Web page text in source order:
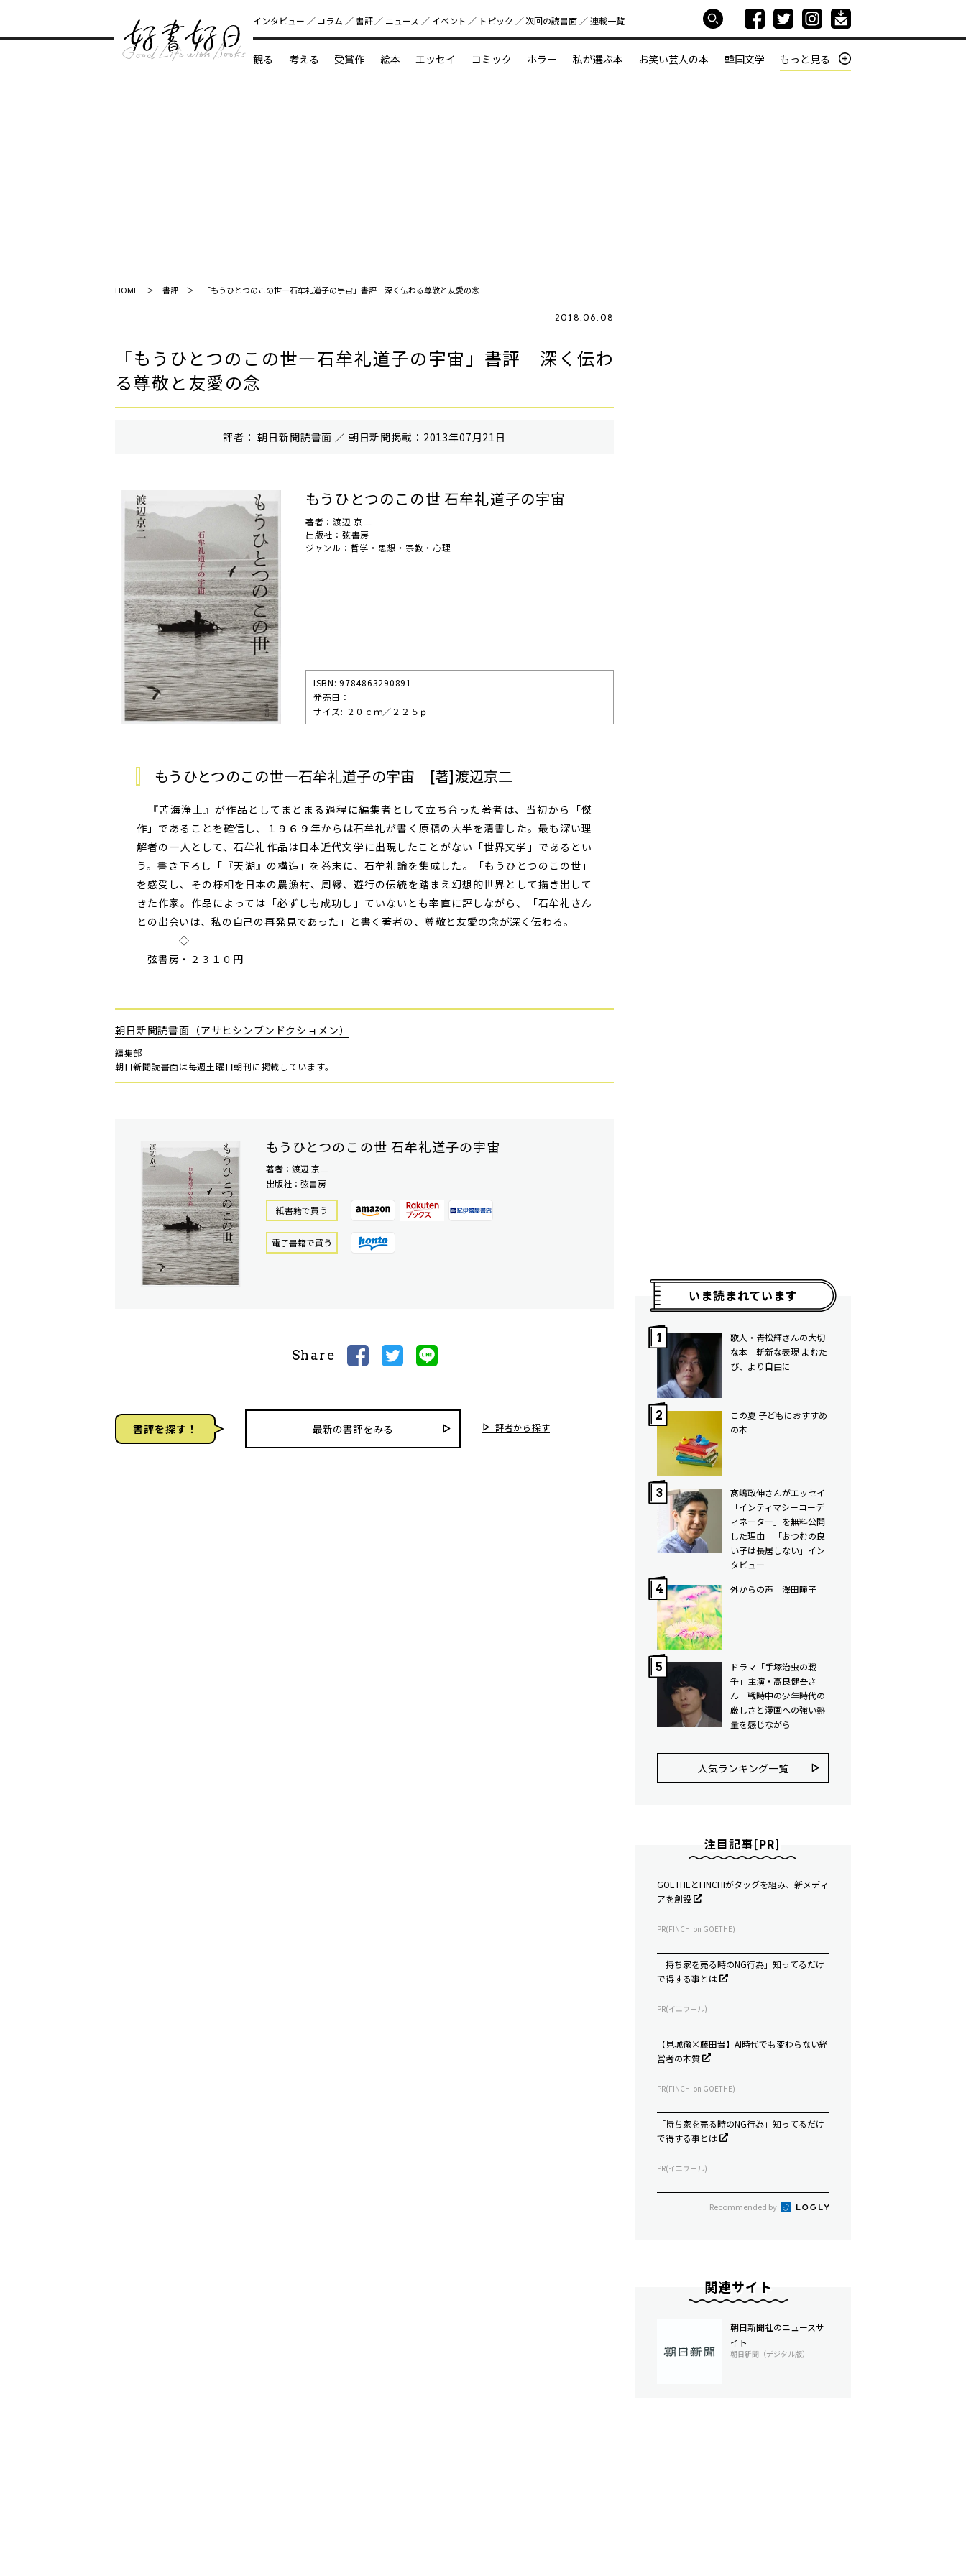
好書好日
インタビュー コラム 書評 ニュース イベント トピック 次回の読書⾯ 連載一覧
観る 考える 受賞作 絵本 エッセイ コミック ホラー 私が選ぶ本 お笑い芸人の本 韓国文学 もっと見る
HOME 書評 「もうひとつのこの世―石牟礼道子の宇宙」書評 深く伝わる尊敬と友愛の念
2018.06.08
「もうひとつのこの世―石牟礼道子の宇宙」書評 深く伝わ
る尊敬と友愛の念
評者： 朝日新聞読書面 ／ 朝⽇新聞掲載：2013年07月21日
もうひとつのこの世 石牟礼道子の宇宙
著者：渡辺 京二
出版社：弦書房
ジャンル：哲学・思想・宗教・心理
ISBN: 9784863290891
発売⽇：
サイズ: ２０ｃｍ／２２５ｐ
もうひとつのこの世―石牟礼道子の宇宙 [著]渡辺京二
『苦海浄土』が作品としてまとまる過程に編集者として立ち合った著者は、当初から「傑
作」であることを確信し、１９６９年からは石牟礼が書く原稿の大半を清書した。最も深い理
解者の一人として、石牟礼作品は日本近代文学に出現したことがない「世界文学」であるとい
う。書き下ろし「『天湖』の構造」を巻末に、石牟礼論を集成した。「もうひとつのこの世」
を感受し、その様相を日本の農漁村、周縁、遊行の伝統を踏まえ幻想的世界として描き出して
きた作家。作品によっては「必ずしも成功し」ていないとも率直に評しながら、「石牟礼さん
との出会いは、私の自己の再発見であった」と書く著者の、尊敬と友愛の念が深く伝わる。
◇
弦書房・２３１０円
朝日新聞読書面（アサヒシンブンドクショメン）
編集部
朝日新聞読書面は毎週土曜日朝刊に掲載しています。
もうひとつのこの世 石牟礼道子の宇宙
著者：渡辺 京二
出版社：弦書房
紙書籍で買う
電⼦書籍で買う
Share
書評を探す！ 最新の書評をみる 評者から探す
いま読まれています
歌人・青松輝さんの大切
な本 斬新な表現 よむた
び、より自由に
この夏 子どもにおすすめ
の本
髙嶋政伸さんがエッセイ
「インティマシーコーデ
ィネーター」を無料公開
した理由 「おつむの良
い子は長居しない」イン
タビュー
外からの声 澤田瞳子
ドラマ「手塚治虫の戦
争」主演・高良健吾さ
ん 戦時中の少年時代の
厳しさと漫画への強い熱
量を感じながら
人気ランキング⼀覧
注目記事[PR]
GOETHEとFINCHIがタッグを組み、新メディ
アを創設
PR(FINCHI on GOETHE)
「持ち家を売る時のNG行為」知ってるだけ
で得する事とは
PR(イエウール)
【見城徹×藤田晋】AI時代でも変わらない経
営者の本質
PR(FINCHI on GOETHE)
「持ち家を売る時のNG行為」知ってるだけ
で得する事とは
PR(イエウール)
Recommended by
関連サイト
朝日新聞社のニュースサ
イト
朝日新聞（デジタル版）